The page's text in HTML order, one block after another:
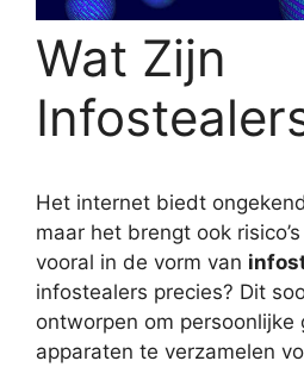
Wat Zijn
Het internet biedt
maar het brengt ook
vooral in de vorm van
infostealers precies? Dit
ontworpen om persoonlijke
apparaten te verzamelen